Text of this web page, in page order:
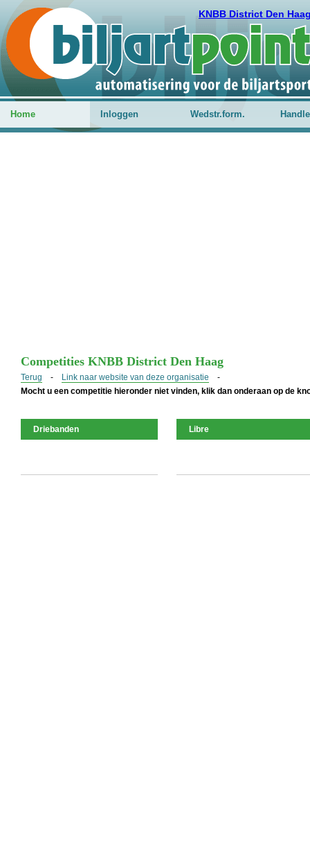
KNBB District Den
Home Inloggen Wedstr.form.
Competities KNBB District Den Haag
Terug - Link naar website van deze organisatie -
Mocht u een competitie hieronder niet vinden, klik dan onderaan op de
Driebanden Libre